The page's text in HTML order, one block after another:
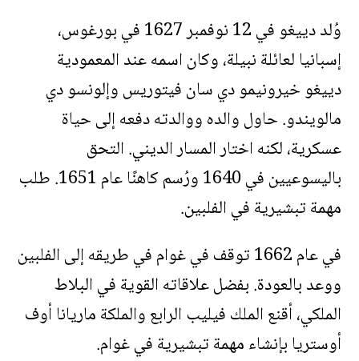
وُلد دييغو في 12 نوفمبر 1627 في بورغوس،
إسبانيا لعائلة نبيلة، وكان اسمه عند المعمودية
دييغو خيرونيمو دي سان فيتوريس وإلونسو دي
مالويندو. حاول والده ووالدته دفعه إلى حياة
عسكرية، لكنه اختار المسار الديني. التحق
باليسوعيين في 1640 ورُسم كاهنًا عام 1651. طلب
مهمة تبشيرية في الفلبين.
في عام 1662 توقف في غوام في طريقه إلى الفلبين
ووعد بالعودة. بفضل علاقاته القوية في البلاط
الملكي، أقنع الملك فيليب الرابع والملكة ماريانا أوف
أوستريا بإنشاء مهمة تبشيرية في غوام.